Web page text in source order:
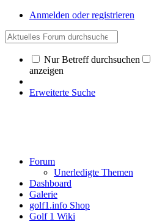
Anmelden oder registrieren
Nur Betreff durchsuchen
anzeigen
Erweiterte Suche
Forum
Unerledigte Themen
Dashboard
Galerie
golf1.info Shop
Golf 1 Wiki